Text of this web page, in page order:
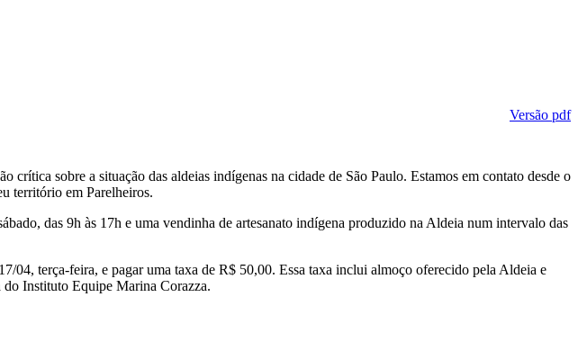
Versão pdf
sobre a situação das aldeias indígenas na cidade de São Paulo. Estamos em contato desde o
território em Parelheiros.
das 9h às 17h e uma vendinha de artesanato indígena produzido na Aldeia num intervalo das
04, terça-feira, e pagar uma taxa de R$ 50,00. Essa taxa inclui almoço oferecido pela Aldeia e
do Instituto Equipe Marina Corazza.